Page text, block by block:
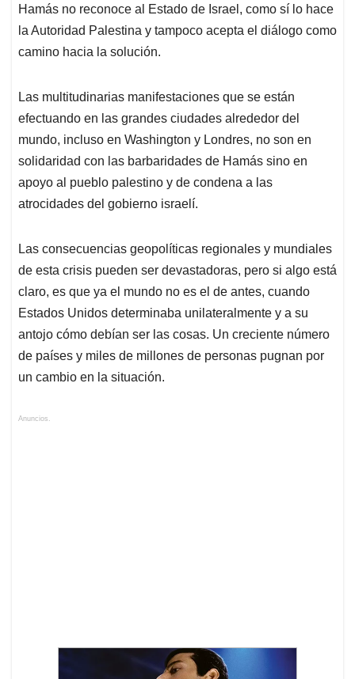
Hamás no reconoce al Estado de Israel, como sí lo hace
la Autoridad Palestina y tampoco acepta el diálogo como
camino hacia la solución.
Las multitudinarias manifestaciones que se están
efectuando en las grandes ciudades alrededor del
mundo, incluso en Washington y Londres, no son en
solidaridad con las barbaridades de Hamás sino en
apoyo al pueblo palestino y de condena a las
atrocidades del gobierno israelí.
Las consecuencias geopolíticas regionales y mundiales
de esta crisis pueden ser devastadoras, pero si algo está
claro, es que ya el mundo no es el de antes, cuando
Estados Unidos determinaba unilateralmente y a su
antojo cómo debían ser las cosas. Un creciente número
de países y miles de millones de personas pugnan por
un cambio en la situación.
Anuncios.